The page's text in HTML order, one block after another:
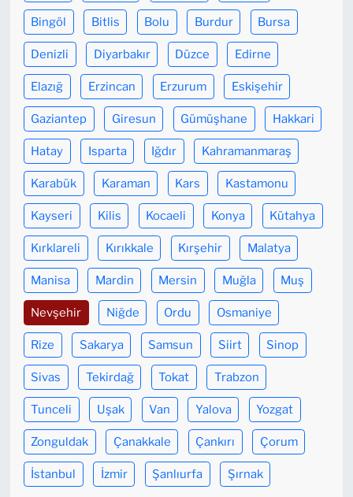
Bingöl Bitlis Bolu Burdur Bursa
Denizli Diyarbakır Düzce Edirne
Elazığ Erzincan Erzurum Eskişehir
Gaziantep Giresun Gümüşhane Hakkari
Hatay Isparta Iğdır Kahramanmaraş
Karabük Karaman Kars Kastamonu
Kayseri Kilis Kocaeli Konya Kütahya
Kırklareli Kırıkkale Kırşehir Malatya
Manisa Mardin Mersin Muğla Muş
Nevşehir Niğde Ordu Osmaniye
Rize Sakarya Samsun Siirt Sinop
Sivas Tekirdağ Tokat Trabzon
Tunceli Uşak Van Yalova Yozgat
Zonguldak Çanakkale Çankırı Çorum
İstanbul İzmir Şanlıurfa Şırnak